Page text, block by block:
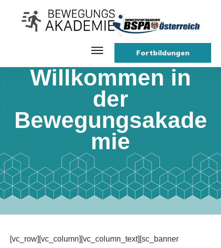
Fortbildungen
Willkommen in
der
Bewegungsakade
mie
[vc_row][vc_column][vc_column_text][sc_banner